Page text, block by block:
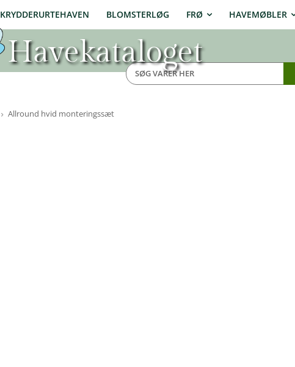
KRYDDERURTEHAVEN BLOMSTERLØG FRØ HAVEMØBLER
Havekataloget
Allround hvid monteringssæt